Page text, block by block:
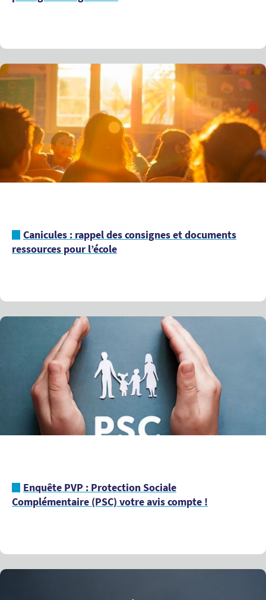
Canicules : rappel des consignes et documents
ressources pour l’école
Enquête PVP : Protection Sociale
Complémentaire (PSC) votre avis compte !